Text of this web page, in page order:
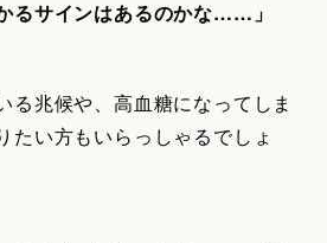
るサインはあるのかな……」
る兆候や、高血糖になってしま
たい方もいらっしゃるでしょ